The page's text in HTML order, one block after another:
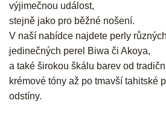
výjimečnou událost,
stejně jako pro běžné nošení.
V naší nabídce najdete perly
jedinečných perel Biwa či Akoya,
a také širokou škálu barev od
krémové tóny až po tmavší tahitské
odstíny.